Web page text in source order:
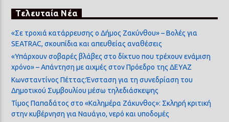
Τελευταία Νέα
«Σε τροχιά κατάρρευσης ο Δήμος Ζακύνθου» – Βολές για
SEATRAC, σκουπίδια και απευθείας αναθέσεις
«Υπάρχουν σοβαρές βλάβες στο δίκτυο που τρέχουν ενάμιση
χρόνο» – Απάντηση με αιχμές στον Πρόεδρο της ΔΕΥΑΖ
Κωνσταντίνος Πέττας:Ένσταση για τη συνεδρίαση του
Δημοτικού Συμβουλίου μέσω τηλεδιάσκεψης
Τίμος Παπαδάτος στο «Καλημέρα Ζάκυνθος»: Σκληρή κριτική
στην κυβέρνηση για Ναυάγιο, νερό και υποδομές